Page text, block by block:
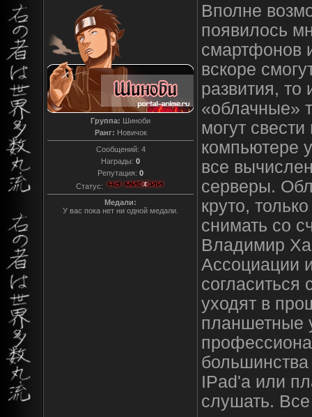
Группа: Шиноби
Ранг: Новичок
Сообщений: 4
Награды: 0
Репутация: 0
Статус:
Медали:
У вас пока нет ни одной медали.
Вполне
появилось
смартфонов
вскоре
развития,
«облачные»
могут
компьютере
все
серверы.
круто,
снимать со
Владимир
Ассоциации
уходят в
планшетные
IPad'а или
слушать.